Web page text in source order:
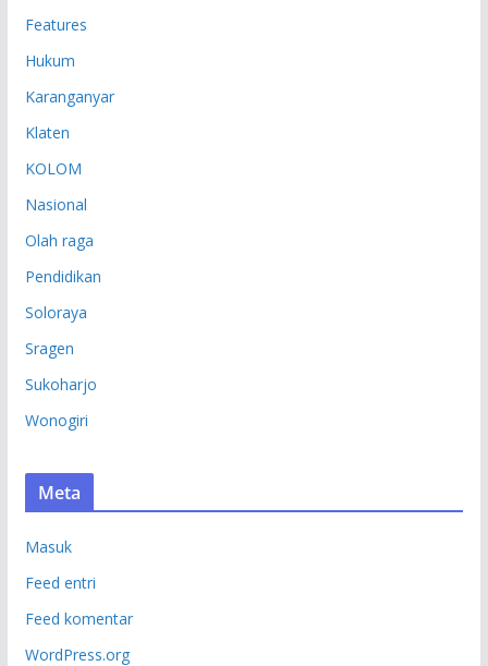
Features
Hukum
Karanganyar
Klaten
KOLOM
Nasional
Olah raga
Pendidikan
Soloraya
Sragen
Sukoharjo
Wonogiri
Meta
Masuk
Feed entri
Feed komentar
WordPress.org